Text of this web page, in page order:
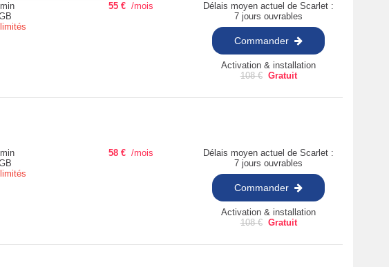
55 € /mois
Délais moyen actuel de Scarlet :
7 jours ouvrables
Commander
Activation & installation
108€ Gratuit
58 € /mois
Délais moyen actuel de Scarlet :
7 jours ouvrables
Commander
Activation & installation
108€ Gratuit